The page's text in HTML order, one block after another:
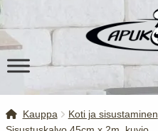
navigointiin
sisältöön
Kauppa Koti ja sisustaminen